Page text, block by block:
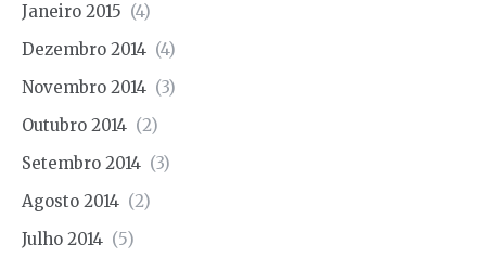
Janeiro 2015 (4)
Dezembro 2014 (4)
Novembro 2014 (3)
Outubro 2014 (2)
Setembro 2014 (3)
Agosto 2014 (2)
Julho 2014 (5)